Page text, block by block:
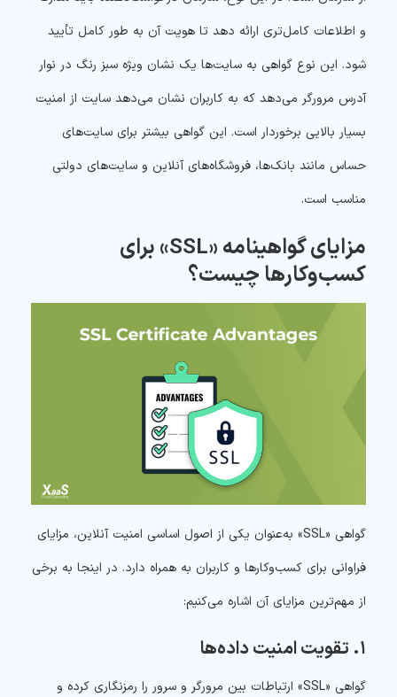
و اطلاعات کامل‌تری ارائه دهد تا هویت آن به طور کامل تأیید
شود. این نوع گواهی به سایت‌ها یک نشان ویژه سبز رنگ در نوار
آدرس مرورگر می‌دهد که به کاربران نشان می‌دهد سایت از امنیت
بسیار بالایی برخوردار است. این گواهی بیشتر برای سایت‌های
حساس مانند بانک‌ها، فروشگاه‌های آنلاین و سایت‌های دولتی
مناسب است.
مزایای گواهینامه «SSL» برای
کسب‌وکارها چیست؟
گواهی «SSL» به‌عنوان یکی از اصول اساسی امنیت آنلاین، مزایای
فراوانی برای کسب‌وکارها و کاربران به همراه دارد. در اینجا به برخی
از مهم‌ترین مزایای آن اشاره می‌کنیم:
۱. تقویت امنیت داده‌ها
گواهی «SSL» ارتباطات بین مرورگر و سرور را رمزنگاری کرده و